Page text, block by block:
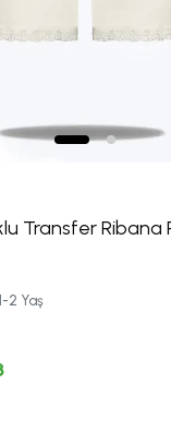
Transfer Ribana
2 Yaş